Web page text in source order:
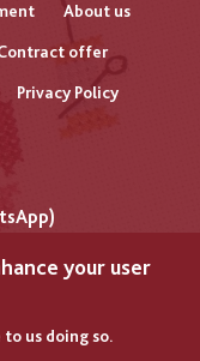
About us
offer
Privacy Policy
your user
us doing so.